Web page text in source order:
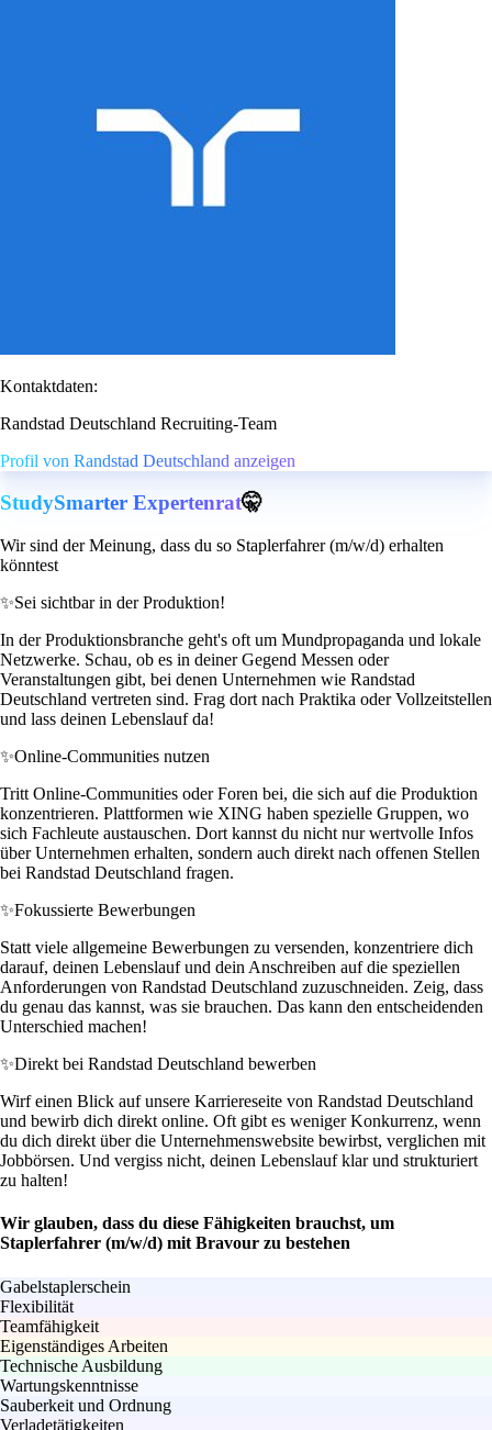
Kontaktdaten:
Randstad Deutschland Recruiting-Team
Profil von Randstad Deutschland anzeigen
StudySmarter Expertenrat🤫
Wir sind der Meinung, dass du so Staplerfahrer (m/w/d) erhalten
könntest
✨Sei sichtbar in der Produktion!
In der Produktionsbranche geht's oft um Mundpropaganda und lokale
Netzwerke. Schau, ob es in deiner Gegend Messen oder
Veranstaltungen gibt, bei denen Unternehmen wie Randstad
Deutschland vertreten sind. Frag dort nach Praktika oder Vollzeitstellen
und lass deinen Lebenslauf da!
✨Online-Communities nutzen
Tritt Online-Communities oder Foren bei, die sich auf die Produktion
konzentrieren. Plattformen wie XING haben spezielle Gruppen, wo
sich Fachleute austauschen. Dort kannst du nicht nur wertvolle Infos
über Unternehmen erhalten, sondern auch direkt nach offenen Stellen
bei Randstad Deutschland fragen.
✨Fokussierte Bewerbungen
Statt viele allgemeine Bewerbungen zu versenden, konzentriere dich
darauf, deinen Lebenslauf und dein Anschreiben auf die speziellen
Anforderungen von Randstad Deutschland zuzuschneiden. Zeig, dass
du genau das kannst, was sie brauchen. Das kann den entscheidenden
Unterschied machen!
✨Direkt bei Randstad Deutschland bewerben
Wirf einen Blick auf unsere Karriereseite von Randstad Deutschland
und bewirb dich direkt online. Oft gibt es weniger Konkurrenz, wenn
du dich direkt über die Unternehmenswebsite bewirbst, verglichen mit
Jobbörsen. Und vergiss nicht, deinen Lebenslauf klar und strukturiert
zu halten!
Wir glauben, dass du diese Fähigkeiten brauchst, um
Staplerfahrer (m/w/d) mit Bravour zu bestehen
Gabelstaplerschein
Flexibilität
Teamfähigkeit
Eigenständiges Arbeiten
Technische Ausbildung
Wartungskenntnisse
Sauberkeit und Ordnung
Verladetätigkeiten